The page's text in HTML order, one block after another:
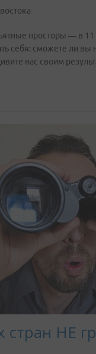
просторы — в 11
себя: сможете ли вы
нас своим